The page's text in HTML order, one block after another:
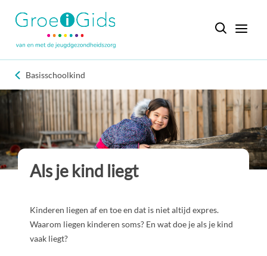
Basisschoolkind
Als je kind liegt
Kinderen liegen af en toe en dat is niet altijd expres.
Waarom liegen kinderen soms? En wat doe je als je kind
vaak liegt?